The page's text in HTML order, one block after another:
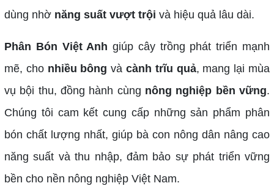
dùng nhờ năng suất vượt trội và hiệu quả lâu dài.
Phân Bón Việt Anh giúp cây trồng phát triển mạnh
mẽ, cho nhiều bông vàcành trĩu quả, mang lại mùa
vụ bội thu, đồng hành cùng nông nghiệp bền vững.
Chúng tôi cam kết cung cấp những sản phẩm phân
bón chất lượng nhất, giúp bà con nông dân nâng cao
năng suất và thu nhập, đảm bảo sự phát triển vững
bền cho nền nông nghiệp Việt Nam.